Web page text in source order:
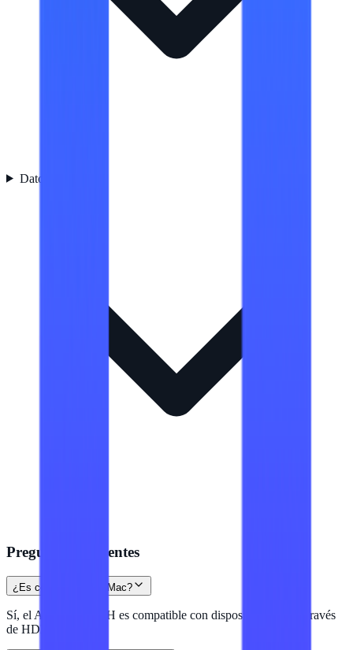
Datos logísticos
Preguntas frecuentes
¿Es compatible con Mac?
Sí, el ASUS VT229H es compatible con dispositivos Mac a través
de HDMI.